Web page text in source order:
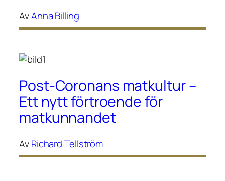
AvAnna Billing
Post-Coronans matkultur –
Ett nytt förtroende för
matkunnandet
AvRichard Tellström